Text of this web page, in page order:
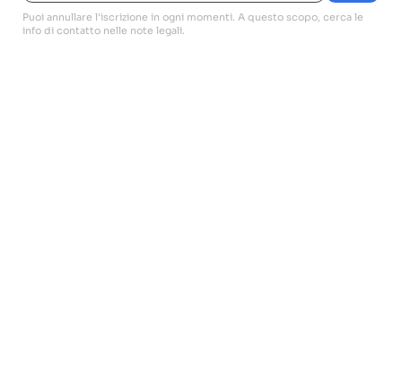
Puoi annullare l'iscrizione in ogni momenti. A questo scopo, cerca le
info di contatto nelle note legali.